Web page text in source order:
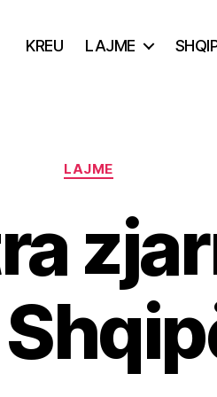
KREU LAJME
Categories
LAJME